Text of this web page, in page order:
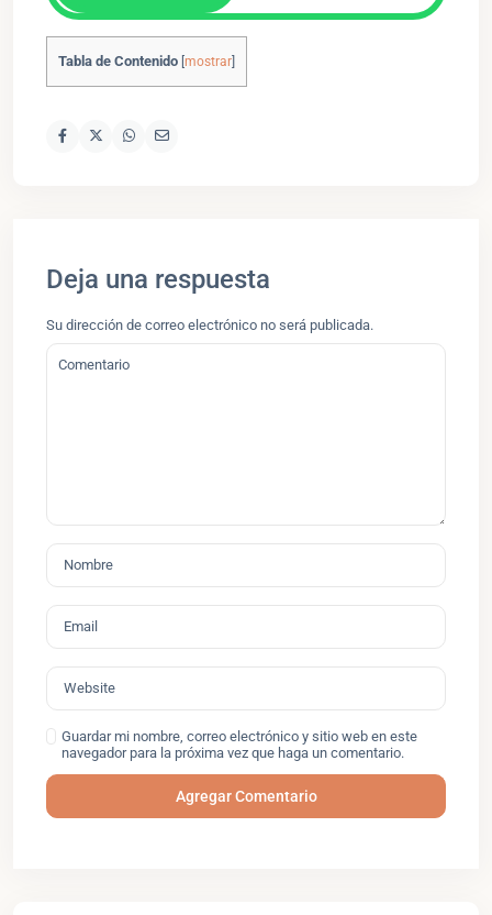
Tabla de Contenido [mostrar]
Deja una respuesta
Su dirección de correo electrónico no será publicada.
Guardar mi nombre, correo electrónico y sitio web en este
navegador para la próxima vez que haga un comentario.